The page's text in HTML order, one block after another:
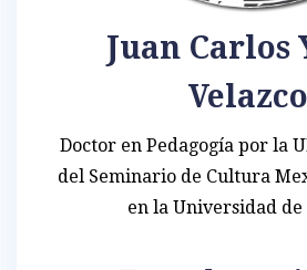
Juan Carlos
Velazco
Doctor en Pedagogía por la
del Seminario de Cultura
en la Universidad de